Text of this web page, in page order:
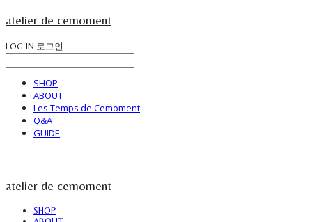
atelier de cemoment
LOG IN 로그인
SHOP
ABOUT
Les Temps de Cemoment
Q&A
GUIDE
atelier de cemoment
SHOP